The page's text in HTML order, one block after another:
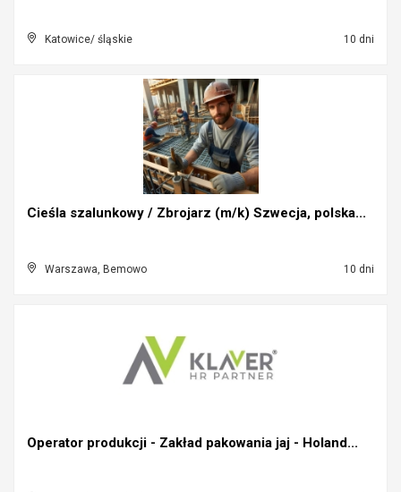
Katowice/ śląskie 10 dni
Cieśla szalunkowy / Zbrojarz (m/k) Szwecja, polska...
Warszawa, Bemowo 10 dni
Operator produkcji - Zakład pakowania jaj - Holand...